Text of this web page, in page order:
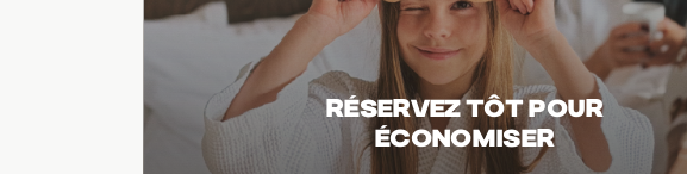
RÉSERVEZ TÔT POUR
ÉCONOMISER